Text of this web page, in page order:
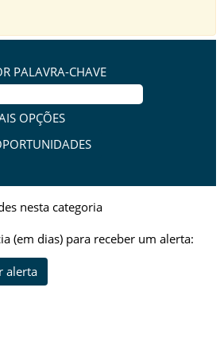
PALAVRA-CHAVE
OPÇÕES
nesta categoria
(em dias) para receber um alerta: